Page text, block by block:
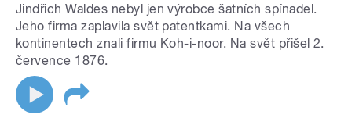
Jindřich Waldes nebyl jen výrobce šatních spínadel.
Jeho firma zaplavila svět patentkami. Na všech
kontinentech znali firmu Koh-i-noor. Na svět přišel 2.
července 1876.